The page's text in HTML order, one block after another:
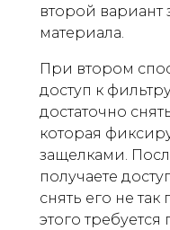
второй вариант
материала.
При втором
доступ к
достаточно
которая
защелками.
получаете
снять его не так
этого требуется